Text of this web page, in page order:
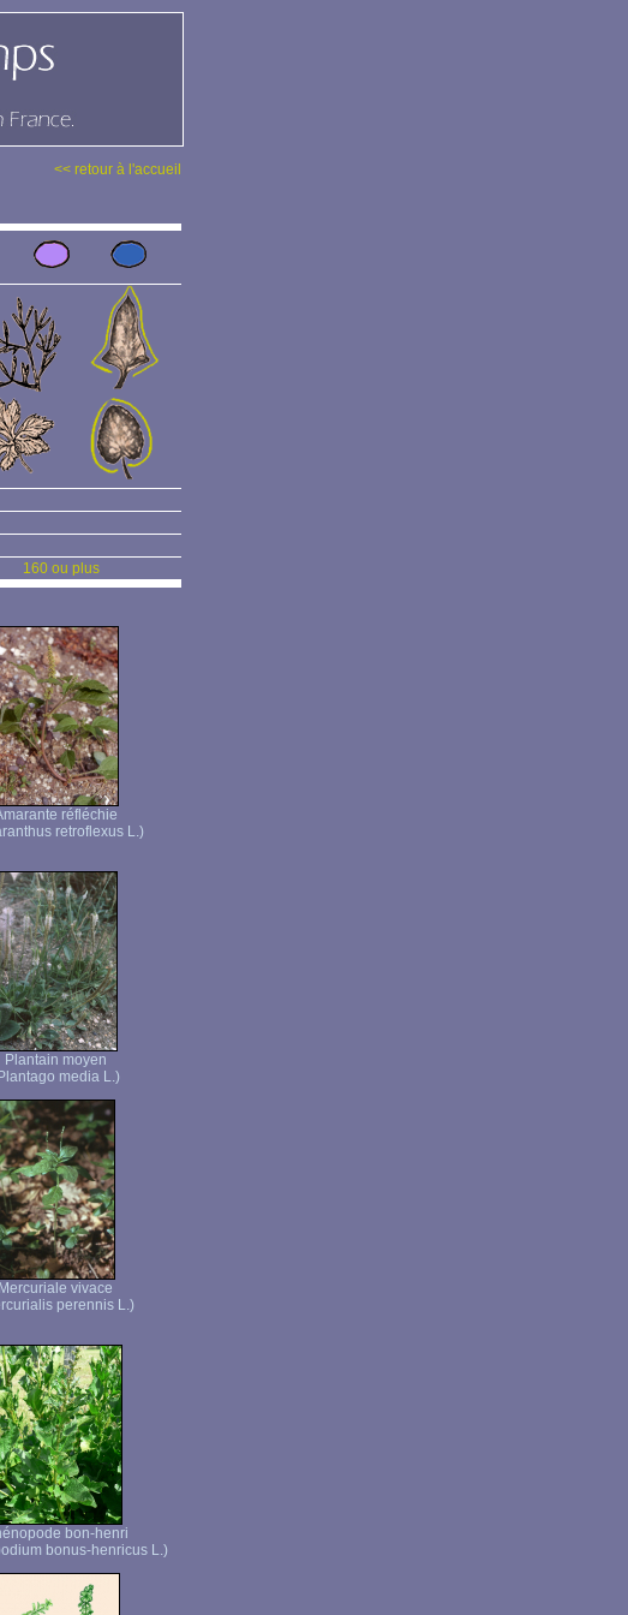
<< retour à l'accueil
160 ou plus
réfléchie
retroflexus L.)
Plantain moyen
media L.)
Mercuriale vivace
perennis L.)
bon-henri
bonus-henricus L.)